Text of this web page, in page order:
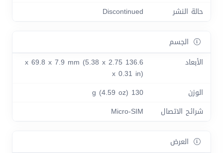
حالة النشر
Discontinued
الجسم
الأبعاد
136.6 x 69.8 x 7.9 mm (5.38 x 2.75
x 0.31 in)
الوزن
130 g (4.59 oz)
شرائح الاتصال
Micro-SIM
العرض